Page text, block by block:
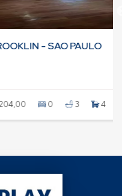
R$ 11.500,00